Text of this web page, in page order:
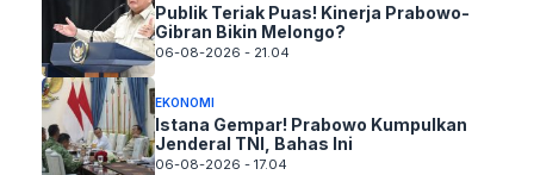
Publik Teriak Puas! Kinerja Prabowo-
Gibran Bikin Melongo?
06-08-2026 - 21.04
EKONOMI
Istana Gempar! Prabowo Kumpulkan
Jenderal TNI, Bahas Ini
06-08-2026 - 17.04